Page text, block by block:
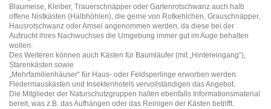
Blaumeise, Kleiber, Trauerschnäpper oder Gartenrotschwanz auch halb
offene Nistkästen (Halbhöhlen), die gerne von Rotkehlchen, Grauschnäpper,
Hausrotschwanz oder Amsel angenommen werden, da diese bei der
Aufzucht ihres Nachwuchses die Umgebung immer gut im Auge behalten
wollen.
Des Weiteren können auch Kästen für Baumläufer (mit „Hintereingang“),
Starenkästen sowie
„Mehrfamilienhäuser“ für Haus- oder Feldsperlinge erworben werden.
Fledermauskästen und Insektenhotels vervollständigen das Angebot.
Die Mitglieder der Naturschutzgruppen halten ebenfalls Informationsmaterial
bereit, was z.B. das Aufhängen oder das Reinigen der Kästen betrifft.